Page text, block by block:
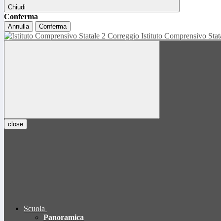
Chiudi
Conferma
Annulla Conferma
Istituto Comprensivo
close
Scuola
Panoramica